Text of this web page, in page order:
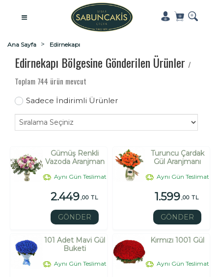
Ana Sayfa Edirnekapı
Edirnekapı Bölgesine Gönderilen Ürünler /
Toplam 744 ürün mevcut
Sadece İndirimli Ürünler
Gümüş Renkli
Vazoda Aranjman
Aynı Gün Teslimat
2.449,00 TL
GÖNDER
Turuncu Çardak
Gül Aranjmanı
Aynı Gün Teslimat
1.599,00 TL
GÖNDER
101 Adet Mavi Gül
Buketi
Aynı Gün Teslimat
Kırmızı 1001 Gül
Aynı Gün Teslimat